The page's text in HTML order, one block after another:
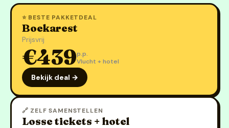
⭐ BESTE PAKKETDEAL
Boekarest
Prijsvrij
€439p.p.
Vlucht + hotel
Bekijk deal →
🔗 ZELF SAMENSTELLEN
Losse tickets + hotel